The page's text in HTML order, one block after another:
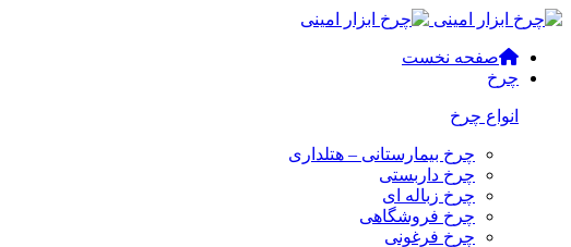
صفحه نخست
چرخ
انواع چرخ
چرخ بیمارستانی – هتلداری
چرخ داربستی
چرخ زباله ای
چرخ فروشگاهی
چرخ فرغونی